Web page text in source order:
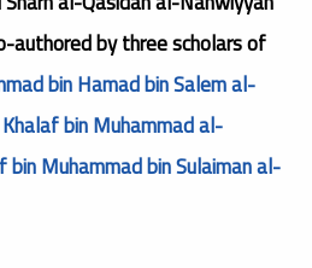
authored by three scholars of
bin Hamad bin Salem al-
bin Muhammad al-
bin Muhammad bin Sulaiman al-